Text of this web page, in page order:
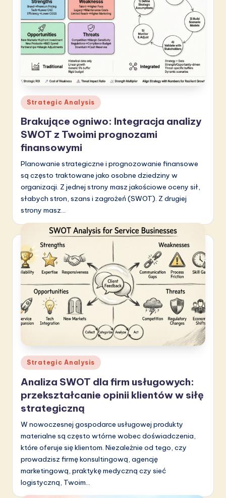
ti
o
n
Posted
in
Strategic Analysis
Brakujące ogniwo: Integracja analizy
SWOT z Twoimi prognozami
finansowymi
Planowanie strategiczne i prognozowanie finansowe
są często traktowane jako osobne dziedziny w
organizacji. Z jednej strony masz jakościowe oceny sił,
słabych stron, szans i zagrożeń (SWOT). Z drugiej
strony masz…
Posted
Strategic Analysis
Analiza SWOT dla firm usługowych:
przekształcanie opinii klientów w siłę
strategiczną
W nowoczesnej gospodarce usługowej produkty
materialne są często wtórne wobec doświadczenia,
które oferuje się klientom. Niezależnie od tego, czy
prowadzisz firmę konsultingową, agencję
marketingową, praktykę medyczną czy sieć
logistyczną, Twoim…